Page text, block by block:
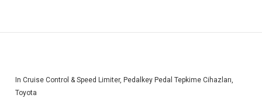
In Cruise Control & Speed Limiter, Pedalkey Pedal Tepkime Cihazları,
Toyota